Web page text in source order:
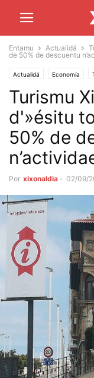
Entamu Actualidá
de 50% de descuentu
Actualidá Economía
Turismu
d'»ésitu
50% de
Por xixonaldia - 02/09/